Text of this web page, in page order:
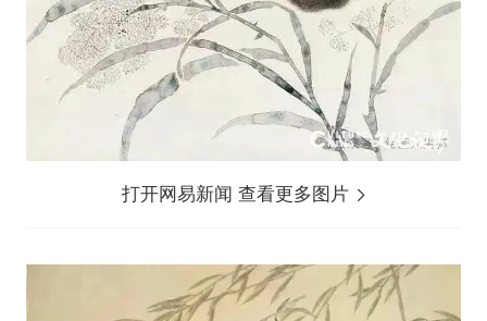
打开网易新闻 查看更多图片